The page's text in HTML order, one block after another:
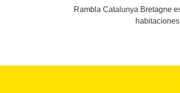
Rambla Catalunya Bretagne